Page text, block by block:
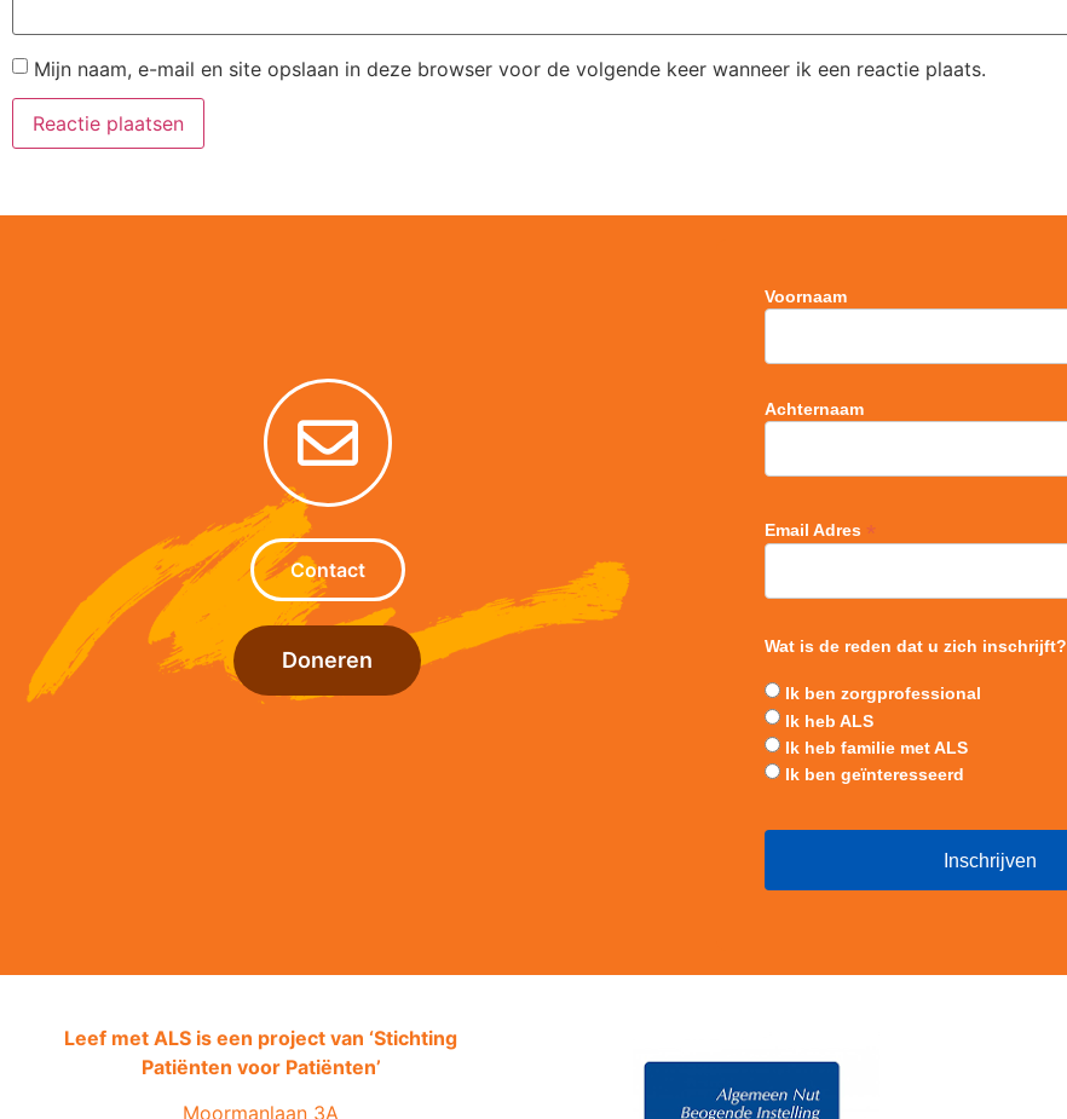
Mijn naam, e-mail en site opslaan in deze browser voor de volgende keer wanneer ik een reactie plaats.
Contact
Doneren
Voornaam
Achternaam
Email Adres *
Wat is de reden dat u zich inschrijft?
Ik ben zorgprofessional
Ik heb ALS
Ik heb familie met ALS
Ik ben geïnteresseerd
Leef met ALS is een project van ‘Stichting
Patiënten voor Patiënten’
Moormanlaan 3A